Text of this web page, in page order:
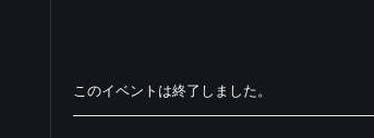
このイベントは終了しました。